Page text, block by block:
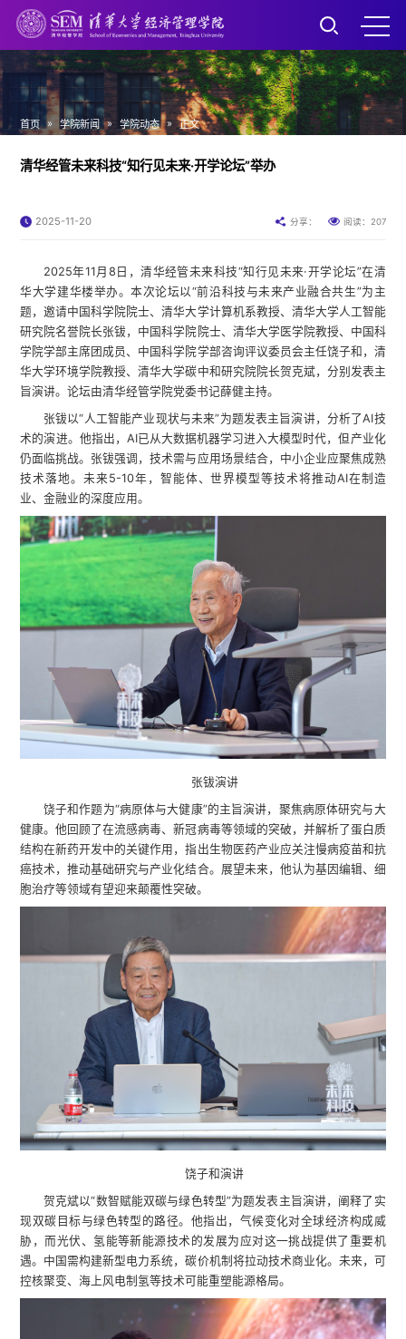
首页 » 学院新闻 » 学院动态 » 正文
清华经管未来科技“知行见未来·开学论坛”举办
2025-11-20 分享： 阅读： 207
2025年11月8日，清华经管未来科技“知行见未来·开学论坛”在清
华大学建华楼举办。本次论坛以“前沿科技与未来产业融合共生”为主
题，邀请中国科学院院士、清华大学计算机系教授、清华大学人工智能
研究院名誉院长张钹，中国科学院院士、清华大学医学院教授、中国科
学院学部主席团成员、中国科学院学部咨询评议委员会主任饶子和，清
华大学环境学院教授、清华大学碳中和研究院院长贺克斌，分别发表主
旨演讲。论坛由清华经管学院党委书记薛健主持。
张钹以“人工智能产业现状与未来”为题发表主旨演讲，分析了AI技
术的演进。他指出，AI已从大数据机器学习进入大模型时代，但产业化
仍面临挑战。张钹强调，技术需与应用场景结合，中小企业应聚焦成熟
技术落地。未来5-10年，智能体、世界模型等技术将推动AI在制造
业、金融业的深度应用。
张钹演讲
饶子和作题为“病原体与大健康”的主旨演讲，聚焦病原体研究与大
健康。他回顾了在流感病毒、新冠病毒等领域的突破，并解析了蛋白质
结构在新药开发中的关键作用，指出生物医药产业应关注慢病疫苗和抗
癌技术，推动基础研究与产业化结合。展望未来，他认为基因编辑、细
胞治疗等领域有望迎来颠覆性突破。
饶子和演讲
贺克斌以“数智赋能双碳与绿色转型”为题发表主旨演讲，阐释了实
现双碳目标与绿色转型的路径。他指出，气候变化对全球经济构成威
胁，而光伏、氢能等新能源技术的发展为应对这一挑战提供了重要机
遇。中国需构建新型电力系统，碳价机制将拉动技术商业化。未来，可
控核聚变、海上风电制氢等技术可能重塑能源格局。